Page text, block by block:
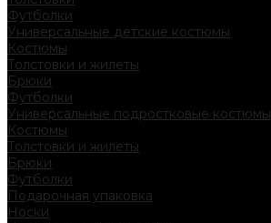
Футболки
Универсальные детские костюмы
Костюмы
Толстовки и жилеты
Брюки
Футболки
Универсальные подростковые костюмы
Костюмы
Толстовки и жилеты
Брюки
Футболки
Подарочная упаковка
Носки